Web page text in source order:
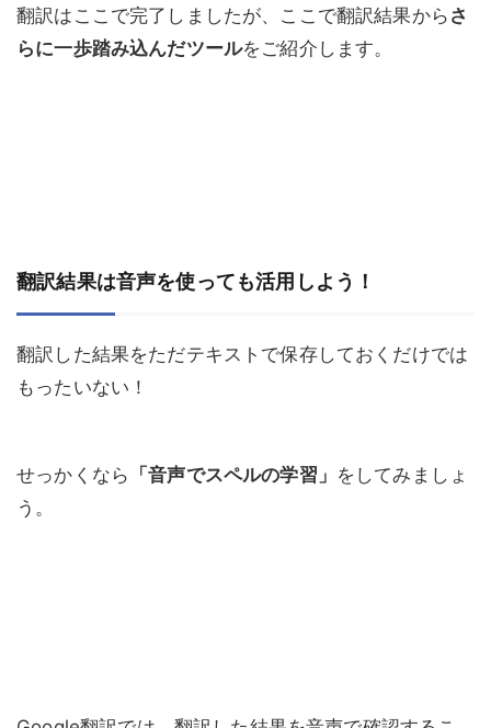
翻訳はここで完了しましたが、ここで翻訳結果から さ
らに一歩踏み込んだツールをご紹介します。
翻訳結果は音声を使っても活用しよう！
翻訳した結果をただテキストで保存しておくだけでは
もったいない！
せっかくなら 「音声でスペルの学習」 をしてみましょ
う。